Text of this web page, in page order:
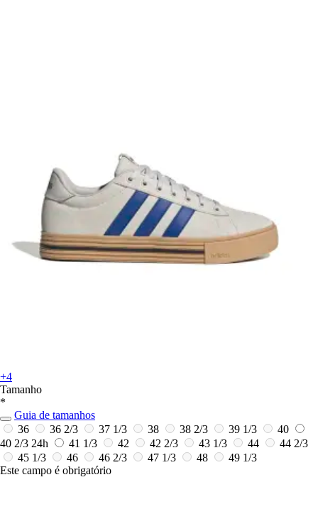
+4
Tamanho
*
Guia de tamanhos
36
36 2/3 37 1/3 38 38 2/3 39 1/3
40
40 2/3 24h 41 1/3 42 42 2/3 43 1/3 44
44 2/3
45 1/3
46 46 2/3 47 1/3 48
49 1/3
Este campo é obrigatório